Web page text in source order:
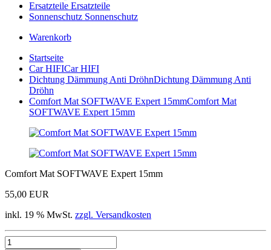
Ersatzteile Ersatzteile
Sonnenschutz Sonnenschutz
Warenkorb
Startseite
Car HIFICar HIFI
Dichtung Dämmung Anti DröhnDichtung Dämmung Anti
Dröhn
Comfort Mat SOFTWAVE Expert 15mmComfort Mat
SOFTWAVE Expert 15mm
Comfort Mat SOFTWAVE Expert 15mm
55,00 EUR
inkl. 19 % MwSt. zzgl. Versandkosten